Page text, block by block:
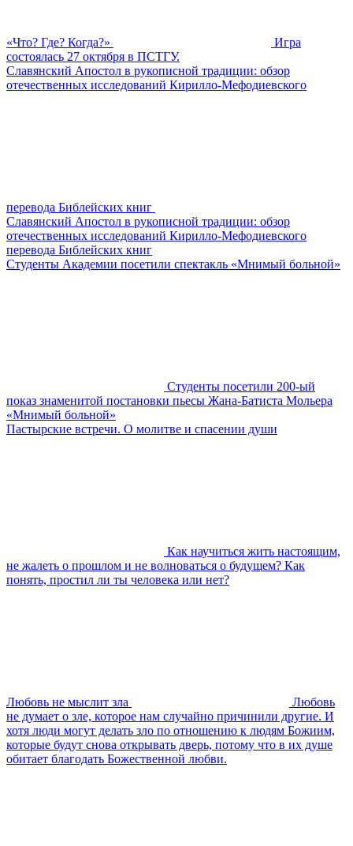
«Что? Где? Когда?»
Игра
состоялась 27 октября в ПСТГУ.
Славянский Апостол в рукописной традиции: обзор
отечественных исследований Кирилло-Мефодиевского
перевода Библейских книг
Славянский Апостол в рукописной традиции: обзор
отечественных исследований Кирилло-Мефодиевского
перевода Библейских книг
Студенты Академии посетили спектакль «Мнимый больной»
Студенты посетили 200-ый
показ знаменитой постановки пьесы Жана-Батиста Мольера
«Мнимый больной»
Пастырские встречи. О молитве и спасении души
Как научиться жить настоящим,
не жалеть о прошлом и не волноваться о будущем? Как
понять, простил ли ты человека или нет?
Любовь не мыслит зла
Любовь
не думает о зле, которое нам случайно причинили другие. И
хотя люди могут делать зло по отношению к людям Божиим,
которые будут снова открывать дверь, потому что в их душе
обитает благодать Божественной любви.